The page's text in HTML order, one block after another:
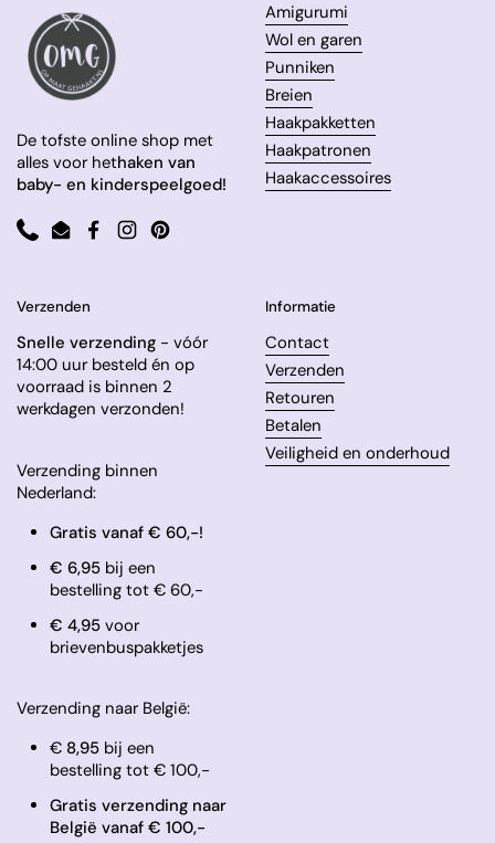
De tofste online shop met
alles voor hethaken van
baby- en kinderspeelgoed!
PhoneEmailFacebook
InstagramPinterest
Amigurumi
Wol en garen
Punniken
Breien
Haakpakketten
Haakpatronen
Haakaccessoires
Verzenden
Snelle verzending - vóór
14:00 uur besteld én op
voorraad is binnen 2
werkdagen verzonden!
Verzending binnen
Nederland:
Gratis vanaf € 60,-!
€ 6,95 bij een
bestelling tot € 60,-
​€ 4,95 voor
brievenbuspakketjes
Verzending naar België:
€ 8,95bij een
bestelling tot € 100,-
Gratis verzending naar
België vanaf € 100,-
Informatie
Contact
Verzenden
Retouren
Betalen
Veiligheid en onderhoud